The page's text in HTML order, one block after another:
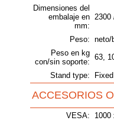
Dimensiones del
embalaje en
mm:
2300
Peso: neto/
Peso en kg
con/sin soporte:
63,
Stand type: Fixed
ACCESORIOS
VESA: 1000